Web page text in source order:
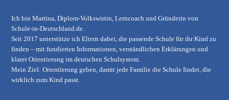
Ich bin Martina, Diplom-Volkswirtin, Lerncoach und Gründerin von
Schule-in-Deutschland.de.
Seit 2017 unterstütze ich Eltern dabei, die passende Schule für ihr Kind zu
finden – mit fundierten Informationen, verständlichen Erklärungen und
klarer Orientierung im deutschen Schulsystem.
Mein Ziel: Orientierung geben, damit jede Familie die Schule findet, die
wirklich zum Kind passt.